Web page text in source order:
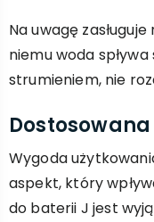
Na uwagę zasługuje
niemu woda
strumieniem, nie
Wygoda
aspekt, który
do baterii J jest